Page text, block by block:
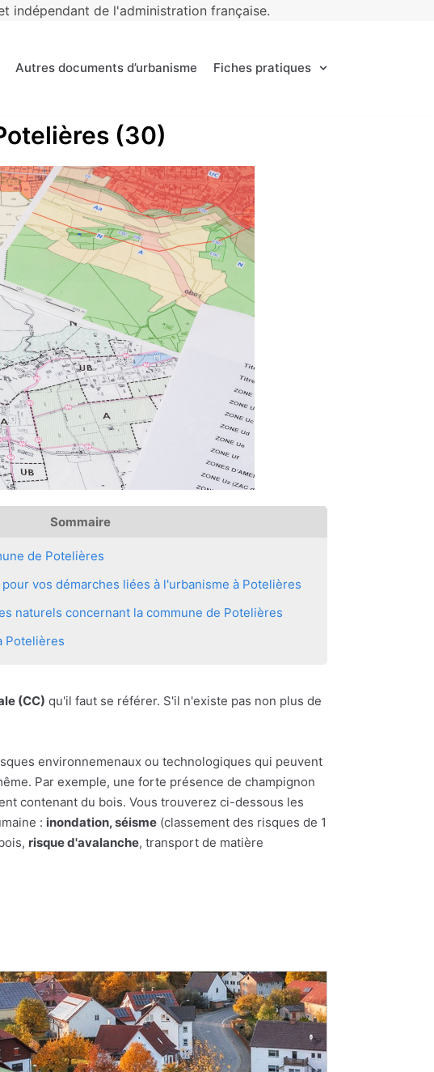
indépendant de l'administration française.
Autres documents d’urbanisme Fiches pratiques
(30)
Sommaire
de Potelières
vos démarches liées à l'urbanisme à Potelières
naturels concernant la commune de Potelières
Potelières
(CC) qu'il faut se référer. S'il n'existe pas non plus de
environnemenaux ou technologiques qui peuvent
Par exemple, une forte présence de champignon
contenant du bois. Vous trouverez ci-dessous les
: inondation, séisme (classement des risques de 1
risque d'avalanche, transport de matière